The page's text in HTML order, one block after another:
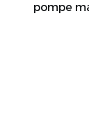
pompe